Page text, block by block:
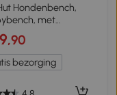
Hondenbench,
met
kussen,
gaas, verstelbare
94x60x71,5 cm
,90
bezorging